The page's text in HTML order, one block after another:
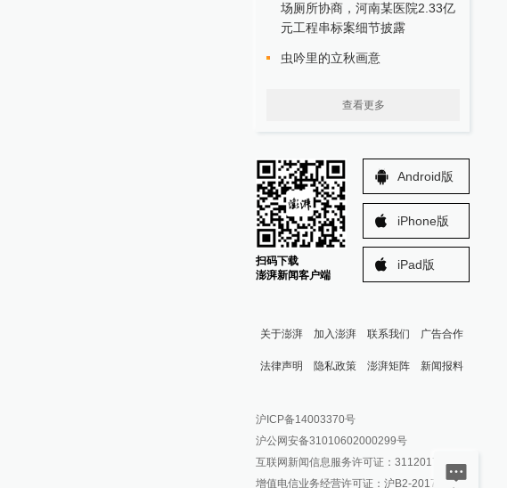
场厕所协商，河南某医院2.33亿
元工程串标案细节披露
虫吟里的立秋画意
查看更多
扫码下载
澎湃新闻客户端
Android版
iPhone版
iPad版
关于澎湃 加入澎湃 联系我们 广告合作
法律声明 隐私政策 澎湃矩阵
澎湃新闻公众号
澎湃新闻抖音号
派生万物开放平台
新闻报料
报料邮箱: news@thepaper.cn
沪ICP备14003370号
沪公网安备31010602000299号
互联网新闻信息服务许可证：31120170006
增值电信业务经营许可证：沪B2-2017116